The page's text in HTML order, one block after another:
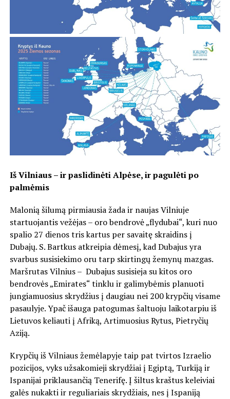
Iš Vilniaus – ir paslidinėti Alpėse, ir pagulėti po
palmėmis
Malonią šilumą pirmiausia žada ir naujas Vilniuje
startuojantis vežėjas – oro bendrovė „flydubai“, kuri nuo
spalio 27 dienos tris kartus per savaitę skraidins į
Dubajų. S. Bartkus atkreipia dėmesį, kad Dubajus yra
svarbus susisiekimo oru tarp skirtingų žemynų mazgas.
Maršrutas Vilnius – Dubajus susisieja su kitos oro
bendrovės „Emirates“ tinklu ir galimybėmis planuoti
jungiamuosius skrydžius į daugiau nei 200 krypčių visame
pasaulyje. Ypač išauga patogumas šaltuoju laikotarpiu iš
Lietuvos keliauti į Afriką, Artimuosius Rytus, Pietryčių
Aziją.
Krypčių iš Vilniaus žemėlapyje taip pat tvirtos Izraelio
pozicijos, vyks užsakomieji skrydžiai į Egiptą, Turkiją ir
Ispanijai priklausančią Tenerifę. Į šiltus kraštus keleiviai
galės nukakti ir reguliariais skrydžiais, nes į Ispaniją